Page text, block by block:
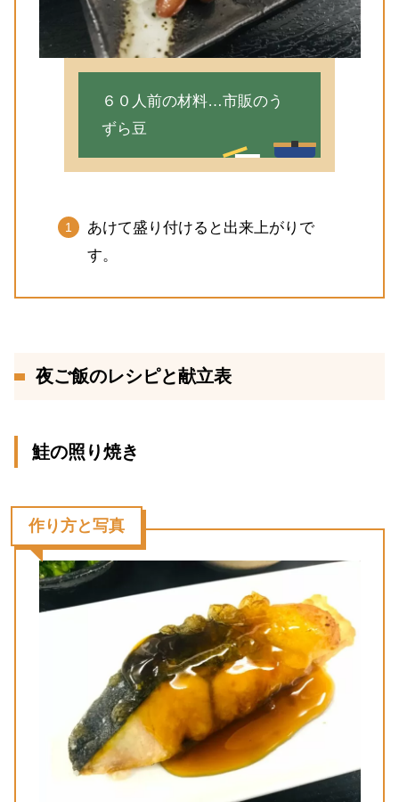
６０人前の材料…市販のう
ずら豆
あけて盛り付けると出来上がりで
す。
夜ご飯のレシピと献立表
鮭の照り焼き
作り方と写真